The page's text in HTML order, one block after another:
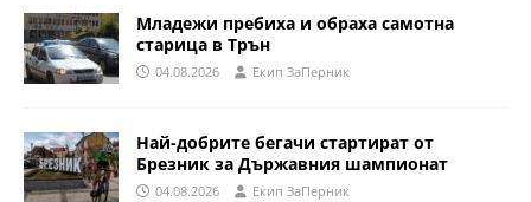
Младежи пребиха и обраха самотна
старица в Трън
04.08.2026 Eкип ЗаПерник
Най-добрите бегачи стартират от
Брезник за Държавния шампионат
04.08.2026 Eкип ЗаПерник